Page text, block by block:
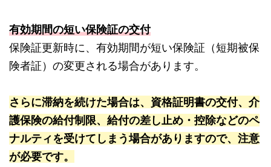
有効期間の短い保険証の交付
保険証更新時に、有効期間が短い保険証（短期被保
険者証）の変更される場合があります。
さらに滞納を続けた場合は、資格証明書の交付、介
護保険の給付制限、給付の差し止め・控除などのペ
ナルティを受けてしまう場合がありますので、注意
が必要です。